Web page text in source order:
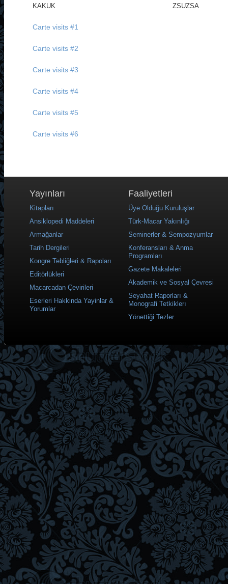
KAKUK ZSUZSA
Carte visits #1
Carte visits #2
Carte visits #3
Carte visits #4
Carte visits #5
Carte visits #6
Yayınları
Kitapları
Ansiklopedi Maddeleri
Armağanlar
Tarih Dergileri
Kongre Tebliğleri & Rapoları
Editörlükleri
Macarcadan Çevirileri
Eserleri Hakkinda Yayinlar &
Yorumlar
Faaliyetleri
Üye Olduğu Kuruluşlar
Türk-Macar Yakınlığı
Seminerler & Sempozyumlar
Konferansları & Anma
Programları
Gazete Makaleleri
Akademik ve Sosyal Çevresi
Seyahat Raporları &
Monografi Tetkiklerı
Yönettiği Tezler